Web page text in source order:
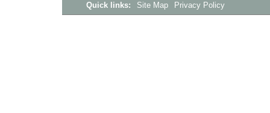
Quick links: Site Map Privacy Policy